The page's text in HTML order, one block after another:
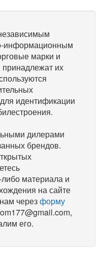
информационным
марки и
их
идентификации
дилерами
брендов.
материала и
на сайте
черезформу
его.